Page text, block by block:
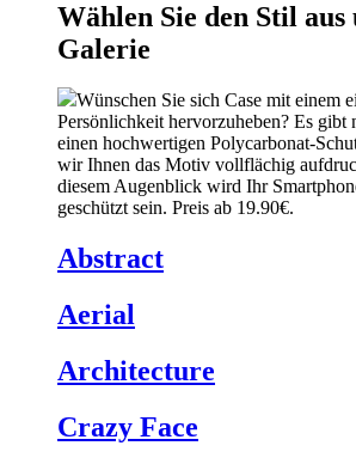
Wählen Sie den Stil aus
Galerie
Wünschen Sie sich Case mit einem
Persönlichkeit hervorzuheben? Es gibt
einen hochwertigen Polycarbonat-
wir Ihnen das Motiv vollflächig
diesem Augenblick wird Ihr
geschützt sein. Preis ab 19.90€.
Abstract
Aerial
Architecture
Crazy Face